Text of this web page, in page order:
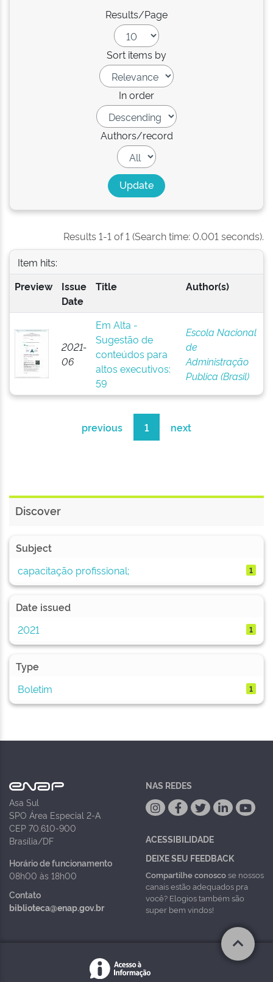
Results/Page
Sort items by
In order
Authors/record
Results 1-1 of 1 (Search time: 0.001 seconds).
Item hits:
Preview
Issue
Date
Title Author(s)
2021-
06
Em Alta -
Sugestão de
conteúdos para
altos executivos:
59
Escola Nacional
de
Administração
Publica (Brasil)
previous 1 next
Discover
Subject
capacitação profissional;
1
Date issued
2021
1
Type
Boletim
1
Asa Sul
SPO Área Especial 2-A
CEP 70.610-900
Brasília/DF
Horário de funcionamento
08h00 às 18h00
Contato
biblioteca@enap.gov.br
NAS REDES
ACESSIBILIDADE
DEIXE SEU FEEDBACK
Compartilhe conoscose nossos
canais estão adequados pra
você? Elogios também são
super bem vindos!